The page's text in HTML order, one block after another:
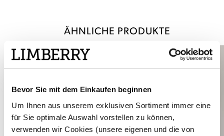
Bevor Sie mit dem Einkaufen beginnen
Um Ihnen aus unserem exklusiven Sortiment immer eine
für Sie optimale Auswahl vorstellen zu können,
verwenden wir Cookies (unsere eigenen und die von
ÄHNLICHE PRODUKTE